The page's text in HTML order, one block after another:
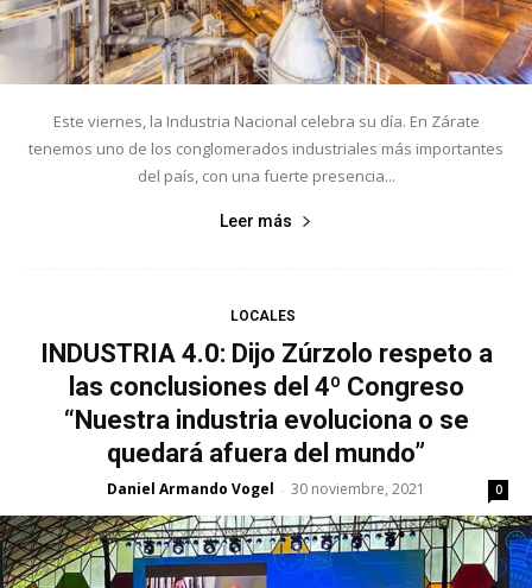
Este viernes, la Industria Nacional celebra su día. En Zárate
tenemos uno de los conglomerados industriales más importantes
del país, con una fuerte presencia...
Leer más
LOCALES
INDUSTRIA 4.0: Dijo Zúrzolo respeto a
las conclusiones del 4º Congreso
“Nuestra industria evoluciona o se
quedará afuera del mundo”
Daniel Armando Vogel - 30 noviembre, 2021 0